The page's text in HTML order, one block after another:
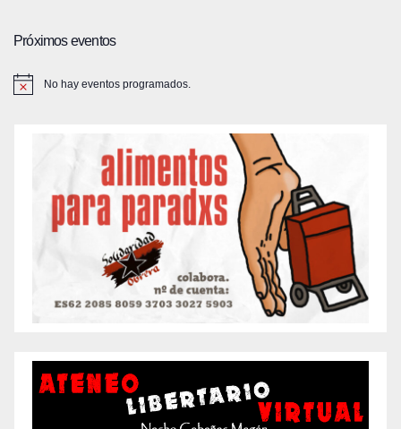
Próximos eventos
No hay eventos programados.